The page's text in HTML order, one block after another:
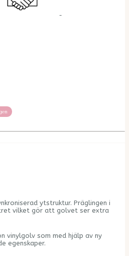
ytstruktur. Präglingen i
vilket gör att golvet ser extra
vinylgolv som med hjälp av ny
egenskaper.